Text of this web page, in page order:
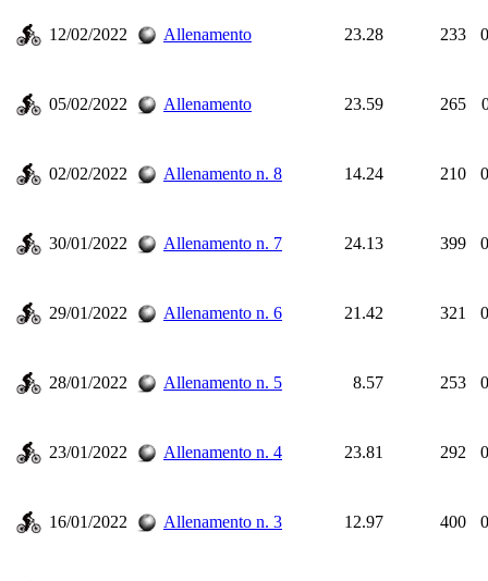
12/02/2022 Allenamento 23.28 233
05/02/2022 Allenamento 23.59 265
02/02/2022 Allenamento n. 8 14.24 210
30/01/2022 Allenamento n. 7 24.13 399
29/01/2022 Allenamento n. 6 21.42 321
28/01/2022 Allenamento n. 5 8.57 253
23/01/2022 Allenamento n. 4 23.81 292
16/01/2022 Allenamento n. 3 12.97 400